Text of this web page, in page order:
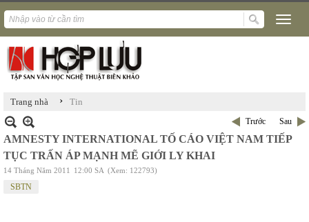
Trang nhà › Tin
Trước Sau
AMNESTY INTERNATIONAL TỐ CÁO VIỆT NAM TIẾP
TỤC TRẤN ÁP MẠNH MẼ GIỚI LY KHAI
14 Tháng Năm 2011 12:00 SA (Xem: 122793)
SBTN